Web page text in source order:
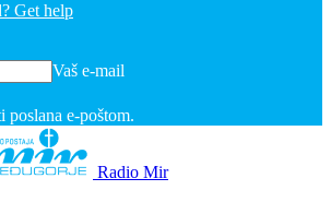
Get help
Vaš e-mail
poslana e-poštom.
Radio Mir